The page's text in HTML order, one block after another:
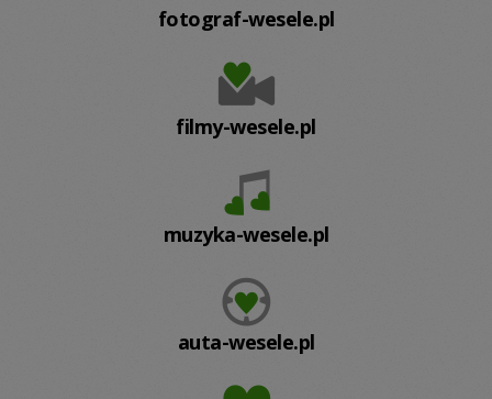
fotograf-wesele.pl
filmy-wesele.pl
muzyka-wesele.pl
auta-wesele.pl